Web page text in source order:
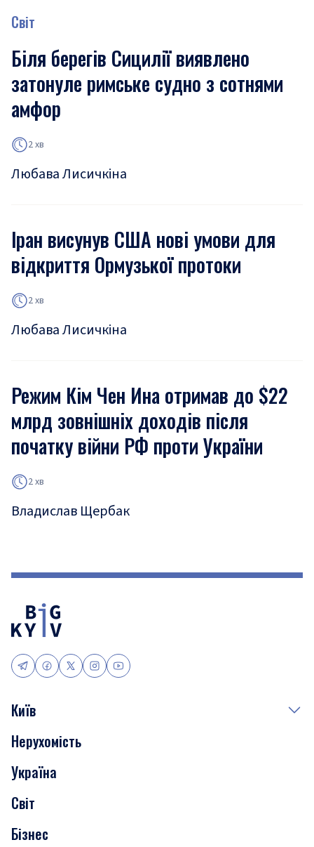
Світ
Біля берегів Сицилії виявлено
затонуле римське судно з сотнями
амфор
2 хв
Любава Лисичкіна
Іран висунув США нові умови для
відкриття Ормузької протоки
2 хв
Любава Лисичкіна
Режим Кім Чен Ина отримав до $22
млрд зовнішніх доходів після
початку війни РФ проти України
2 хв
Владислав Щербак
Київ
Події
Скандали
Нерухомість
Транспорт
Нерухомість
Україна
Світ
Бізнес